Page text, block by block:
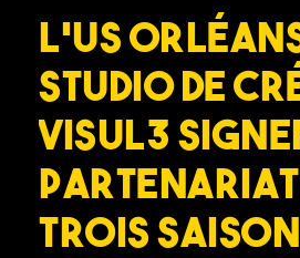
L’US
studio de
Visul3
partenariat
trois